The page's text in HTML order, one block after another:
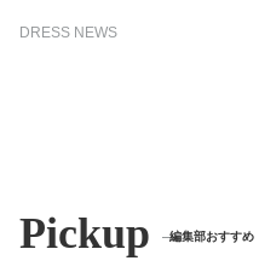
DRESS NEWS
Pickup 編集部おすすめ